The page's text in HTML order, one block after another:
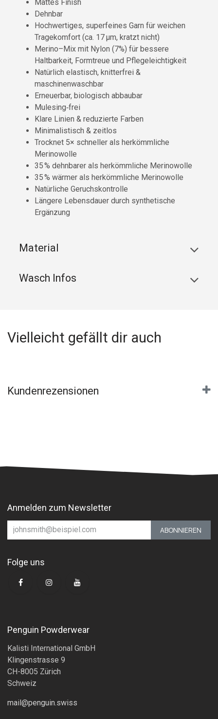
Mattes Finish
Dehnbar
Hochwertiges, superfeines Garn für weichen
Tragekomfort (ca. 17 µm, kratzt nicht)
Merino–Mix mit Nylon (7%) für bessere
Haltbarkeit, Formtreue und Pflegeleichtigkeit
Natürlich elastisch, knitterfrei &
maschinenwaschbar
Erneuerbar, biologisch abbaubar
Mulesing‑frei
Klare Linien & reduzierte Farben
Minimalistisch & zeitlos
Trocknet 5× schneller als herkömmliche
Merinowolle
35 % dehnbarer als herkömmliche Merinowolle
35 % wärmer als herkömmliche Merinowolle
Natürliche Geruchskontrolle
Längere Lebensdauer durch synthetische
Ergänzung
Material
Wasch Infos
Vielleicht gefällt dir auch
Kundenrezensionen
Anmelden zum Newsletter
ABONNIEREN
Folge uns
Penguin Powderwear
Kalisti International GmbH
Klingenstrasse 9
CH-8005 Zürich
Schweiz
mail@penguin.swiss